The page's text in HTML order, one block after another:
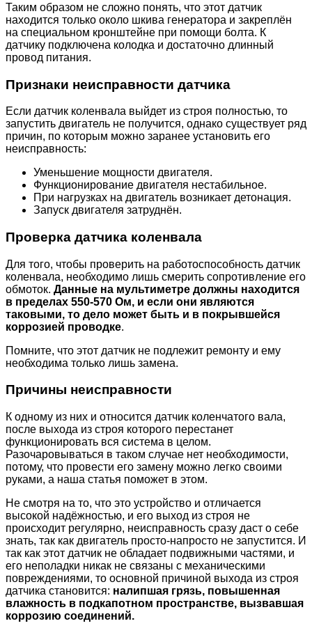
Таким образом не сложно понять, что этот датчик
находится только около шкива генератора и закреплён
на специальном кронштейне при помощи болта. К
датчику подключена колодка и достаточно длинный
провод питания.
Признаки неисправности датчика
Если датчик коленвала выйдет из строя полностью, то
запустить двигатель не получится, однако существует ряд
причин, по которым можно заранее установить его
неисправность:
Уменьшение мощности двигателя.
Функционирование двигателя нестабильное.
При нагрузках на двигатель возникает детонация.
Запуск двигателя затруднён.
Проверка датчика коленвала
Для того, чтобы проверить на работоспособность датчик
коленвала, необходимо лишь смерить сопротивление его
обмоток. Данные на мультиметре должны находится
в пределах 550-570 Ом, и если они являются
таковыми, то дело может быть и в покрывшейся
коррозией проводке.
Помните, что этот датчик не подлежит ремонту и ему
необходима только лишь замена.
Причины неисправности
К одному из них и относится датчик коленчатого вала,
после выхода из строя которого перестанет
функционировать вся система в целом.
Разочаровываться в таком случае нет необходимости,
потому, что провести его замену можно легко своими
руками, а наша статья поможет в этом.
Не смотря на то, что это устройство и отличается
высокой надёжностью, и его выход из строя не
происходит регулярно, неисправность сразу даст о себе
знать, так как двигатель просто-напросто не запустится. И
так как этот датчик не обладает подвижными частями, и
его неполадки никак не связаны с механическими
повреждениями, то основной причиной выхода из строя
датчика становится: налипшая грязь, повышенная
влажность в подкапотном пространстве, вызвавшая
коррозию соединений.